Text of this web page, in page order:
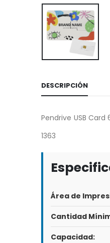
DESCRIPCIÓN
Pendrive USB Card
1363
Área de
Cantidad
Capacidad: